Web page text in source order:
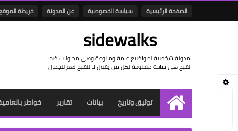
الصفحة الرئيسية سياسة الخصوصية عن المدونة خريطة
sidewalks
مدونة شخصية لمواضيع عامة ومنوعة وهى محاولات ضد
القبح هى ساحة مفنوحة لكل من يقول لا للقبح نعم للجمال
الرئيسية
توثيق وتاريخ بيانات تقارير خواطر